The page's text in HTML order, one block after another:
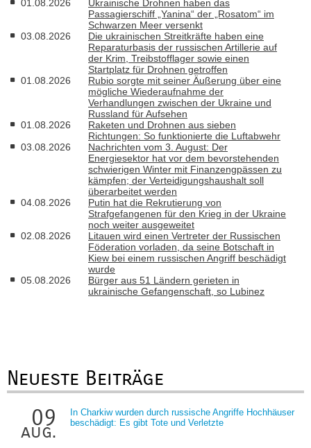
01.08.2026
Ukrainische Drohnen haben das
Passagierschiff „Yanina“ der „Rosatom“ im
Schwarzen Meer versenkt
03.08.2026
Die ukrainischen Streitkräfte haben eine
Reparaturbasis der russischen Artillerie auf
der Krim, Treibstofflager sowie einen
Startplatz für Drohnen getroffen
01.08.2026
Rubio sorgte mit seiner Äußerung über eine
mögliche Wiederaufnahme der
Verhandlungen zwischen der Ukraine und
Russland für Aufsehen
01.08.2026
Raketen und Drohnen aus sieben
Richtungen: So funktionierte die Luftabwehr
03.08.2026
Nachrichten vom 3. August: Der
Energiesektor hat vor dem bevorstehenden
schwierigen Winter mit Finanzengpässen zu
kämpfen; der Verteidigungshaushalt soll
überarbeitet werden
04.08.2026
Putin hat die Rekrutierung von
Strafgefangenen für den Krieg in der Ukraine
noch weiter ausgeweitet
02.08.2026
Litauen wird einen Vertreter der Russischen
Föderation vorladen, da seine Botschaft in
Kiew bei einem russischen Angriff beschädigt
wurde
05.08.2026
Bürger aus 51 Ländern gerieten in
ukrainische Gefangenschaft, so Lubinez
Neueste Beiträge
09
aug.
In Charkiw wurden durch russische Angriffe Hochhäuser
beschädigt: Es gibt Tote und Verletzte